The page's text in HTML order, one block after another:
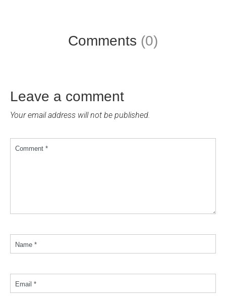
Comments (0)
Leave a comment
Your email address will not be published.
Comment *
Name *
Email *